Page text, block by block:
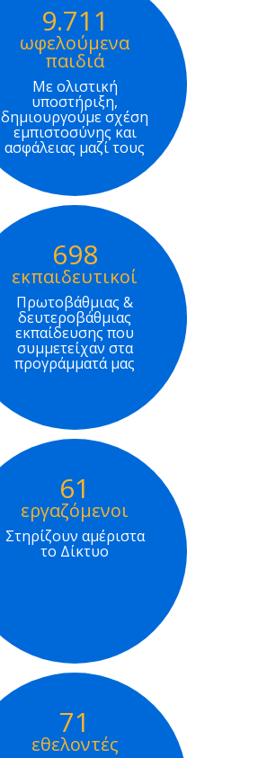
9.711
ωφελούμενα
παιδιά
Με ολιστική
υποστήριξη,
δημιουργούμε σχέση
εμπιστοσύνης και
ασφάλειας μαζί τους
698
εκπαιδευτικοί
Πρωτοβάθμιας &
δευτεροβάθμιας
εκπαίδευσης που
συμμετείχαν στα
προγράμματά μας
61
εργαζόμενοι
Στηρίζουν αμέριστα
το Δίκτυο
71
εθελοντές